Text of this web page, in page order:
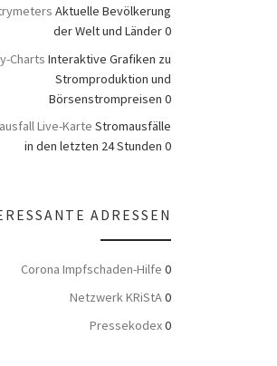
Aktuelle Bevölkerung
der Welt und Länder 0
Charts Interaktive Grafiken zu
Stromproduktion und
Börsenstrompreisen 0
Live-Karte Stromausfälle
in den letzten 24 Stunden 0
ADRESSEN
Corona Impfschaden-Hilfe 0
Netzwerk KRiStA0
Pressekodex0